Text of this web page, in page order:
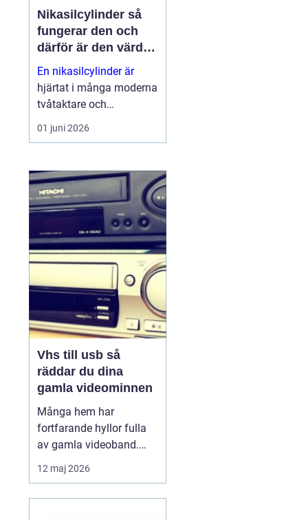
Nikasilcylinder så
fungerar den och
därför är den värd
att rädda
En nikasilcylinder är
hjärtat i många moderna
tvåtaktare och
högpresterande
fyrtaktsmotorer. När
förlorar motorn både
kraft och livslängd.
Samtidigt går många
cylindrar att rädda till en
b...
01 juni 2026
Vhs till usb så
räddar du dina
gamla videominnen
Många hem har
fortfarande hyllor fulla
av gamla videoband.
Familjefester, barns
första steg, resor och
12 maj 2026